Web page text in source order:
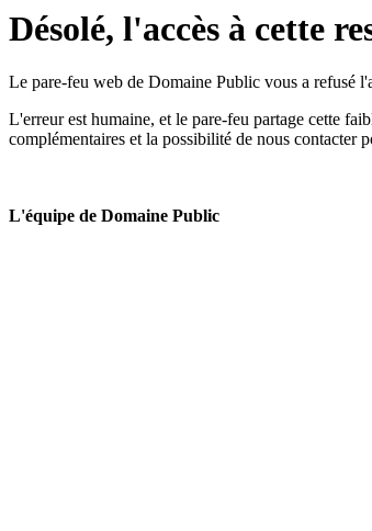
Désolé, l'accès à cette
Le pare-feu web de Domaine Public vous a refusé
L'erreur est humaine, et le pare-feu partage cette
complémentaires et la possibilité de nous contacter
L'équipe de Domaine Public